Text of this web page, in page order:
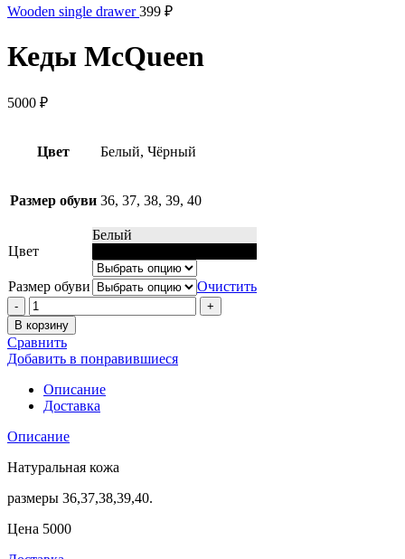
Wooden single drawer399 ₽
Кеды McQueen
5000 ₽
Цвет Белый, Чёрный
Размер обуви 36, 37, 38, 39, 40
Цвет
Белый
Размер обуви
Очистить
Количество
Кеды
McQueen
В корзину
Сравнить
Добавить в понравившиеся
Описание
Доставка
Описание
Натуральная кожа
размеры 36,37,38,39,40.
Цена 5000